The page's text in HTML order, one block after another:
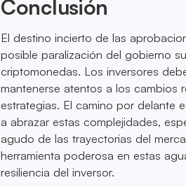
Conclusión
El destino incierto de las
posible paralización del gobierno
criptomonedas. Los inversores
mantenerse atentos a los cambios
estrategias. El camino por delante
a abrazar estas complejidades,
agudo de las trayectorias del
herramienta poderosa en estas
resiliencia del inversor.